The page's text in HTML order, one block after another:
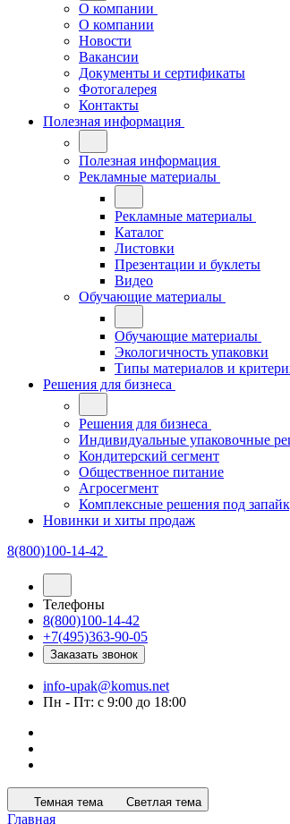
О компании
О компании
Новости
Вакансии
Документы и сертификаты
Фотогалерея
Контакты
Полезная информация
Полезная информация
Рекламные материалы
Рекламные материалы
Каталог
Листовки
Презентации и буклеты
Видео
Обучающие материалы
Обучающие материалы
Экологичность упаковки
Типы материалов и
Решения для бизнеса
Решения для бизнеса
Индивидуальные упаковочные
Кондитерский сегмент
Общественное питание
Агросегмент
Комплексные решения под
Новинки и хиты продаж
8(800)100-14-42
Телефоны
8(800)100-14-42
+7(495)363-90-05
Заказать звонок
info-upak@komus.net
Пн - Пт: с 9:00 до 18:00
Темная тема Светлая тема
Главная